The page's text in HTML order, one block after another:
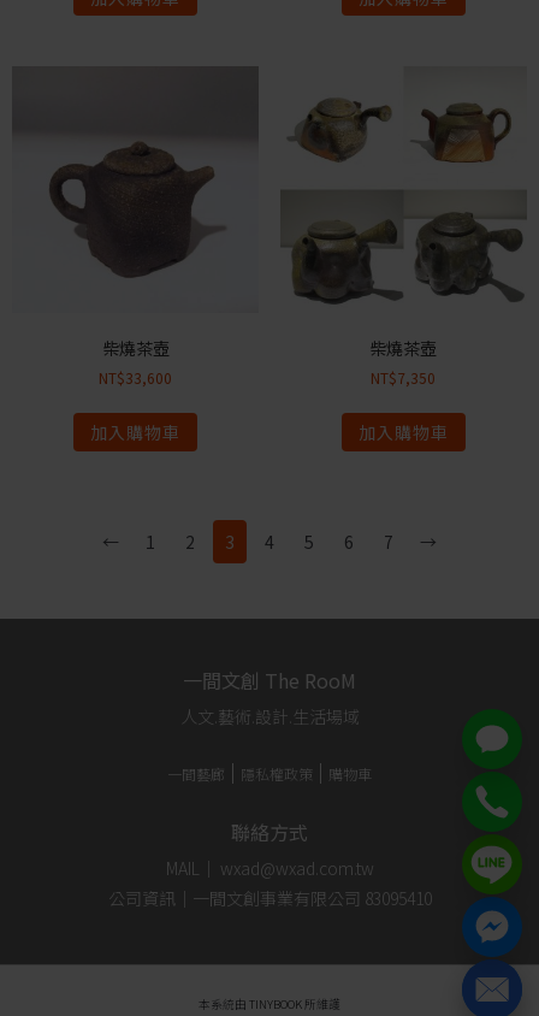
柴燒茶壺
NT$33,600
加入購物車
柴燒茶壺
NT$7,350
加入購物車
← 1 2 3 4 5 6 7 →
一間文創 The RooM
人文.藝術.設計.生活場域
一間藝廊 隱私權政策 購物車
聯絡方式
MAIL｜ wxad@wxad.com.tw
公司資訊｜一間文創事業有限公司 83095410
本系統由 TINYBOOK 所維護